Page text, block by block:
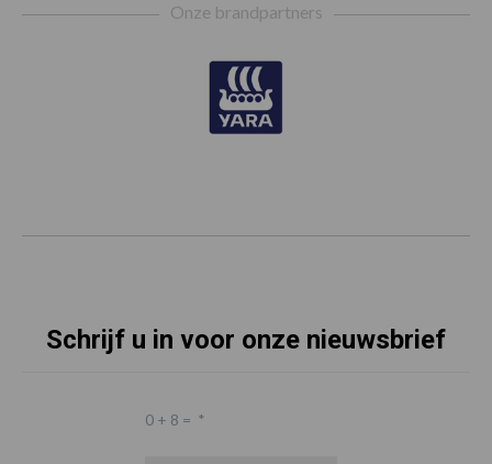
Onze brandpartners
Schrijf u in voor onze nieuwsbrief
0 + 8 = *